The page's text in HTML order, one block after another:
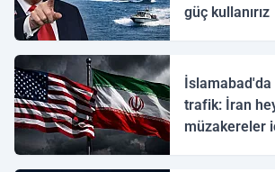
güç kullanırız
trafik: İran
müzakereler